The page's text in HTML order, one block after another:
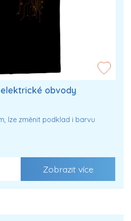
obvody
lze změnit podklad i barvu
Zobrazit více